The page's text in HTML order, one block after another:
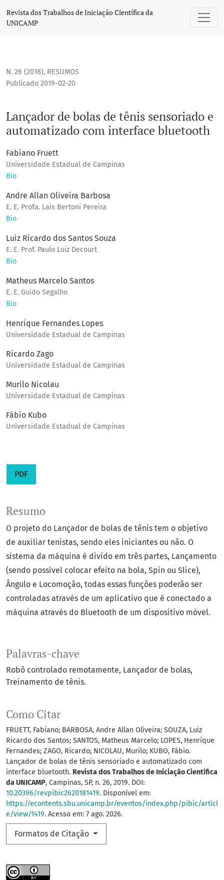
Lançador de bolas de tênis sensoriado e automatizado
Revista dos Trabalhos de Iniciação Científica da
UNICAMP
N. 26 (2018), RESUMOS
Lançador de bolas de tênis sensoriado e
automatizado com interface bluetooth
Publicado 2019-02-20
Fabiano Fruett
Universidade Estadual de Campinas
Bio
Andre Allan Oliveira Barbosa
E. E. Profa. Lais Bertoni Pereira
Bio
Luiz Ricardo dos Santos Souza
E. E. Prof. Paulo Luiz Decourt
Bio
Matheus Marcelo Santos
E. E. Guido Segalho
Bio
Henrique Fernandes Lopes
Universidade Estadual de Campinas
Ricardo Zago
Universidade Estadual de Campinas
Murilo Nicolau
Universidade Estadual de Campinas
Fábio Kubo
Universidade Estadual de Campinas
PDF
Palavras-chave
Robô controlado remotamente Lançador de bolas
Treinamento de tênis.
Como Citar
FRUETT, Fabiano; BARBOSA, Andre Allan Oliveira; SOUZA, Luiz
Ricardo dos Santos; SANTOS, Matheus Marcelo; LOPES, Henrique
Fernandes; ZAGO, Ricardo; NICOLAU, Murilo; KUBO, Fábio.
Lançador de bolas de tênis sensoriado e automatizado com
interface bluetooth. Revista dos Trabalhos de Iniciação Científica
da UNICAMP, Campinas, SP, n. 26, 2019. DOI:
10.20396/revpibic2620181419. Disponível em:
https://econtents.sbu.unicamp.br/eventos/index.php/pibic/articl
e/view/1419. Acesso em: 7 ago. 2026.
Formatos de Citação
Resumo
O projeto do Lançador de bolas de tênis tem o objetivo
de auxiliar tenistas, sendo eles iniciantes ou não. O
sistema da máquina é divido em três partes, Lançamento
(sendo possível colocar efeito na bola, Spin ou Slice),
Ângulo e Locomoção, todas essas funções poderão ser
controladas através de um aplicativo que é conectado a
máquina através do Bluetooth de um dispositivo móvel.